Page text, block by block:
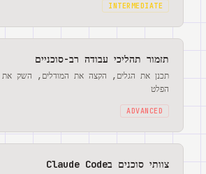
INTERMEDIATE
תזמור תהליכי עבודה רב-סוכניים
תכנן את הגלים, הקצה את המודלים, השק
הפלט
ADVANCED
צוותי סוכנים בClaude Code